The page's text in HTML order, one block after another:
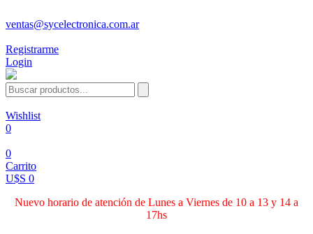
ventas@sycelectronica.com.ar
Registrarme
Login
Wishlist
0
0
Carrito
U$S 0
Nuevo horario de atención de Lunes a Viernes de 10 a 13 y 14 a
17hs